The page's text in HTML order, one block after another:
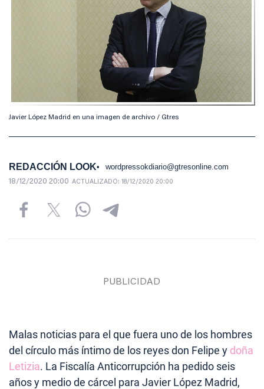
Javier López Madrid en una imagen de archivo / Gtres
REDACCIÓN LOOK wordpressokdiario@gtresonline.com
18/12/2020 20:00 ACTUALIZADO: 18/12/2020 20:00
Malas noticias para el que fuera uno de los hombres
del círculo más íntimo de los reyes don Felipe y doña
Letizia. La Fiscalía Anticorrupción ha pedido seis
años y medio de cárcel para Javier López Madrid,